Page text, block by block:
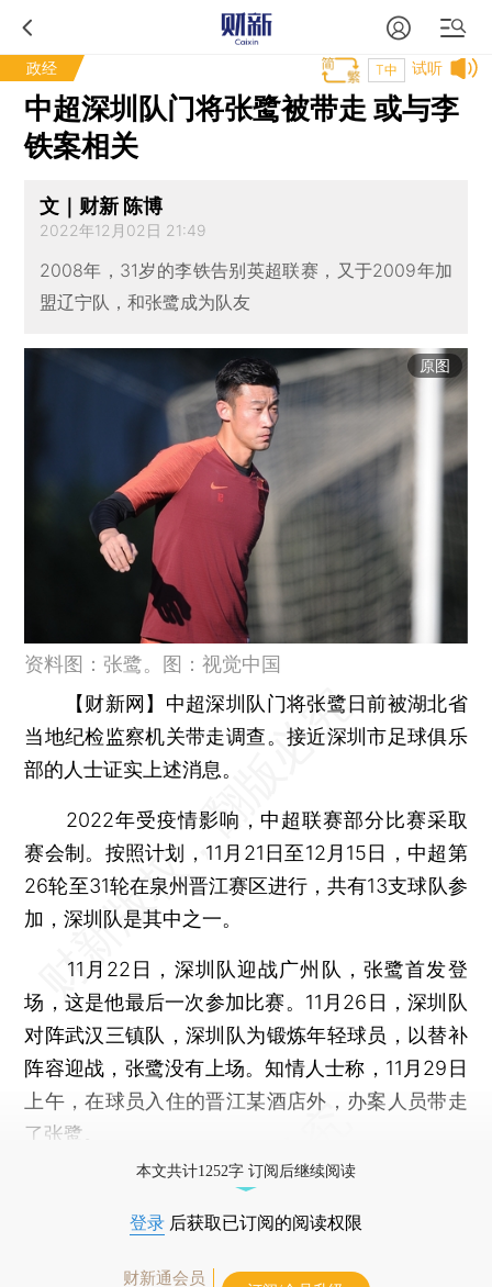
政经 试听
T中
中超深圳队门将张鹭被带走 或与李
铁案相关
文｜财新 陈博
2022年12月02日 21:49
2008年，31岁的李铁告别英超联赛，又于2009年加
盟辽宁队，和张鹭成为队友
原图
资料图：张鹭。图：视觉中国
【财新网】 中超深圳队门将张鹭日前被湖北省
当地纪检监察机关带走调查。接近深圳市足球俱乐
部的人士证实上述消息。
2022年受疫情影响，中超联赛部分比赛采取
赛会制。按照计划，11月21日至12月15日，中超第
26轮至31轮在泉州晋江赛区进行，共有13支球队参
加，深圳队是其中之一。
11月22日，深圳队迎战广州队，张鹭首发登
场，这是他最后一次参加比赛。11月26日，深圳队
对阵武汉三镇队，深圳队为锻炼年轻球员，以替补
阵容迎战，张鹭没有上场。知情人士称，11月29日
上午，在球员入住的晋江某酒店外，办案人员带走
了张鹭。
本文共计1252字 订阅后继续阅读
登录 后获取已订阅的阅读权限
财新通会员